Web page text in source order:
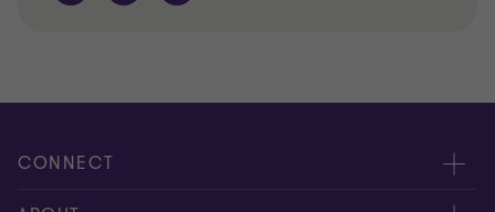
CONNECT